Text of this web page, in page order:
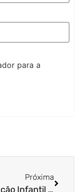
para a
Próxima
Educação Infantil – Atividades de Recreação